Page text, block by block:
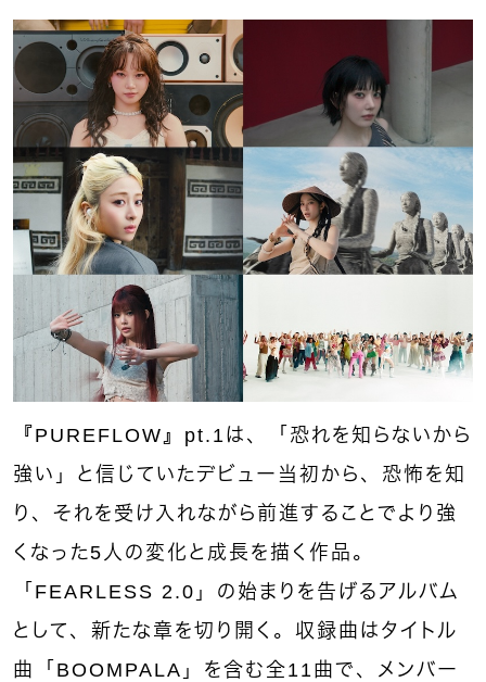
『PUREFLOW』pt.1は、「恐れを知らないから
強い」と信じていたデビュー当初から、恐怖を知
り、それを受け入れながら前進することでより強
くなった5人の変化と成長を描く作品。
「FEARLESS 2.0」の始まりを告げるアルバム
として、新たな章を切り開く。収録曲はタイトル
曲「BOOMPALA」を含む全11曲で、メンバー